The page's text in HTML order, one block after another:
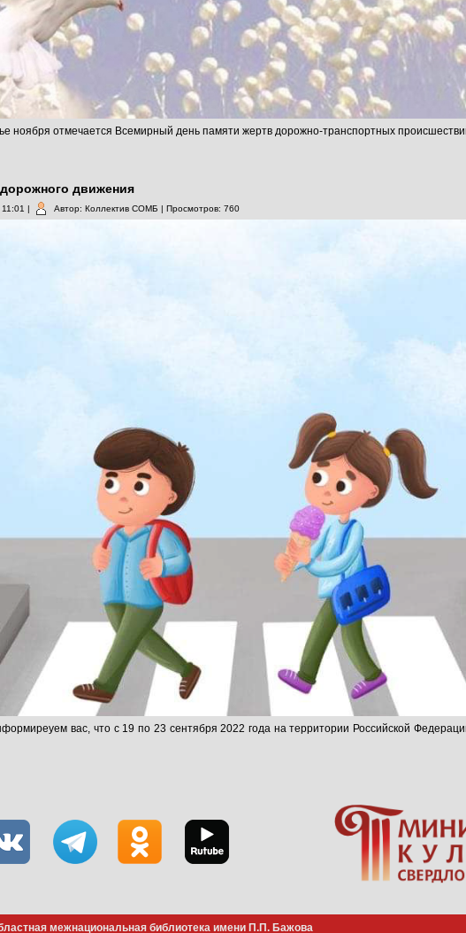
ноября отмечается Всемирный день памяти жертв дорожно-транспортных
движения
| Автор: Коллектив СОМБ | Просмотров: 760
вас, что с 19 по 23 сентября 2022 года на территории Российской
межнациональная библиотека имени П.П. Бажова